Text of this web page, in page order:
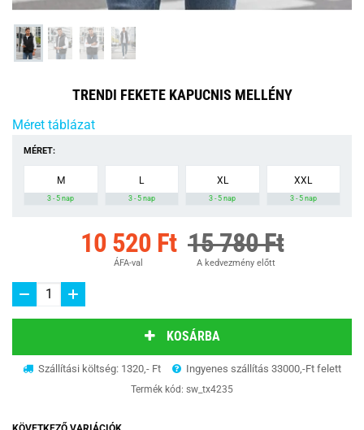
TRENDI FEKETE KAPUCNIS MELLÉNY
Méret táblázat
MÉRET:
M
3 - 5 nap
L
3 - 5 nap
XL
3 - 5 nap
XXL
3 - 5 nap
10 520 Ft
ÁFA-val
15 780 Ft
A kedvezmény előtt
KOSÁRBA
Szállítási költség: 1320,- Ft Ingyenes szállítás 33000,-Ft felett
Termék kód: sw_tx4235